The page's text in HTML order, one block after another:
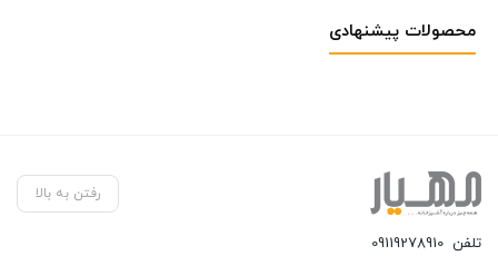
محصولات پیشنهادی
رفتن به بالا
تلفن 09119278910